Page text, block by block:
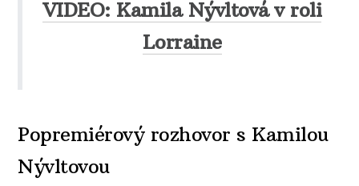
VIDEO: Kamila Nývltová v roli
Lorraine
Popremiérový rozhovor s Kamilou
Nývltovou